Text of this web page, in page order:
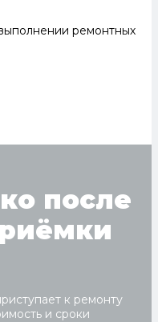
ремонтных
после
к ремонту
и сроки